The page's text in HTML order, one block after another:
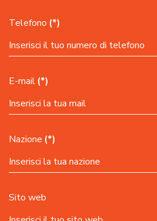
Telefono (*)
E-mail (*)
Nazione (*)
Sito web